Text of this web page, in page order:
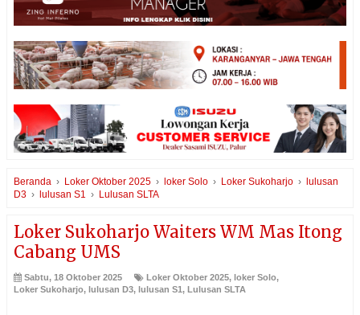
Beranda › Loker Oktober 2025 › loker Solo › Loker Sukoharjo › lulusan
D3 › lulusan S1 › Lulusan SLTA
Loker Sukoharjo Waiters WM Mas Itong
Cabang UMS
Sabtu, 18 Oktober 2025 Loker Oktober 2025, loker Solo,
Loker Sukoharjo, lulusan D3, lulusan S1, Lulusan SLTA